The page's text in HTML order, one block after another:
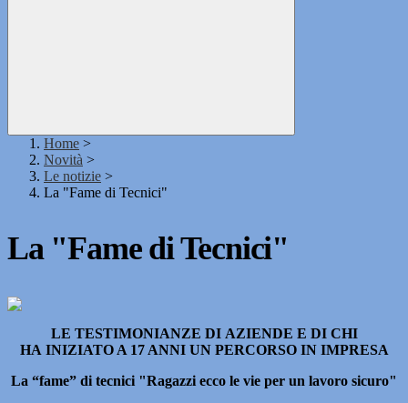
Home >
Novità >
Le notizie >
La "Fame di Tecnici"
La "Fame di Tecnici"
LE TESTIMONIANZE DI AZIENDE E DI CHI
HA INIZIATO A 17 ANNI UN PERCORSO IN IMPRESA
La “fame” di tecnici "Ragazzi ecco le vie per un lavoro sicuro"